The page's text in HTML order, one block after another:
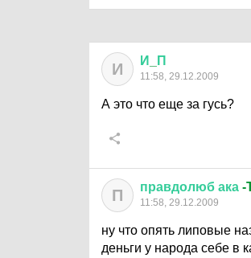
И И П
11:58, 29.12.2009
А это что еще за гусь?
П правдолюб ака -
11:58, 29.12.2009
ну что опять липовые
деньги у народа себе в